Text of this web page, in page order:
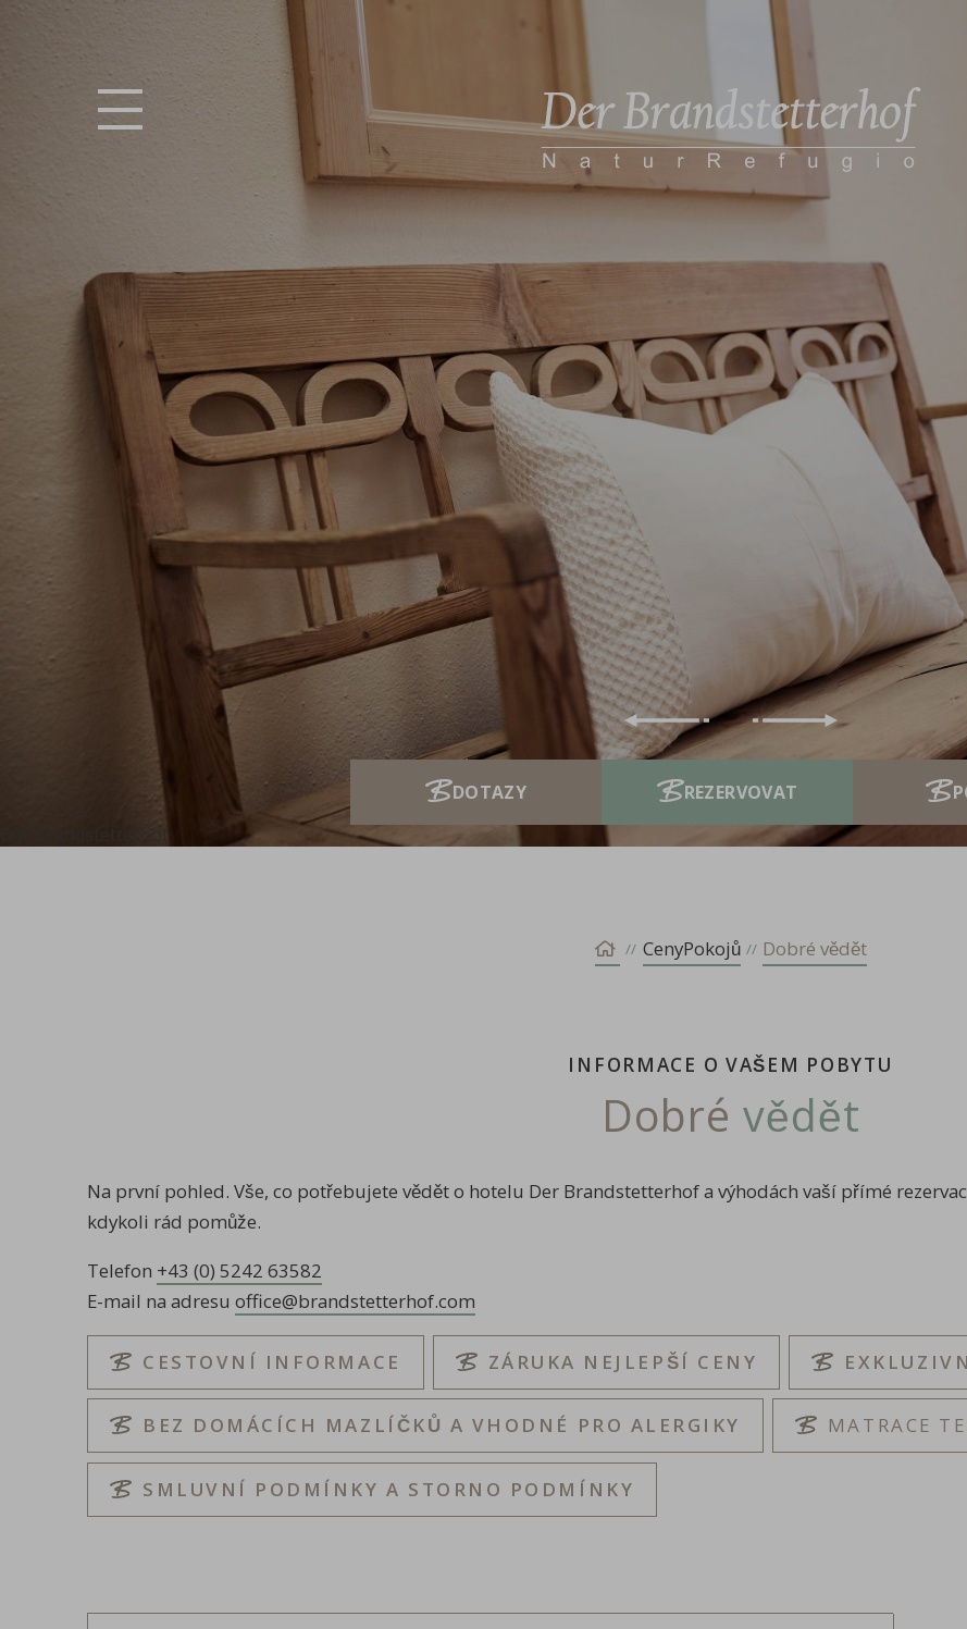
CenyPokojů Dobré vědět
INFORMACE O VAŠEM POBYTU
Dobré vědět
Na první pohled. Vše, co potřebujete vědět o hotelu Der Brandstetterhof a výhodách vaší přímé
kdykoli rád pomůže.
Telefon +43 (0) 5242 63582
E-mail na adresu office@brandstetterhof.com
CESTOVNÍ INFORMACE ZÁRUKA NEJLEPŠÍ CENY
BEZ DOMÁCÍCH MAZLÍČKŮ A VHODNÉ PRO ALERGIKY MATRACE
SMLUVNÍ PODMÍNKY A STORNO PODMÍNKY